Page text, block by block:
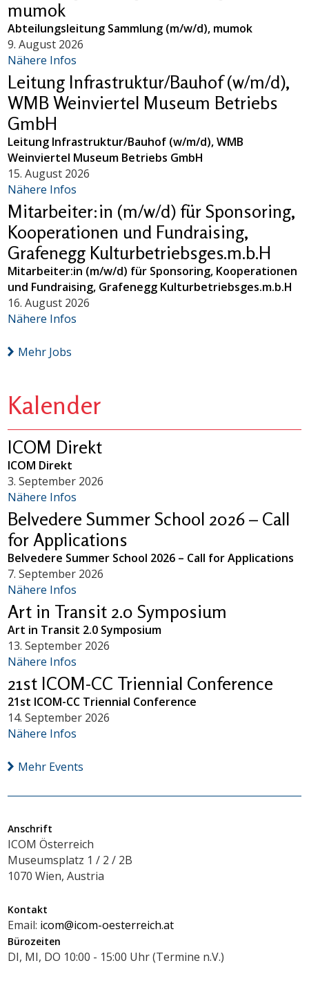
mumok
Abteilungsleitung Sammlung (m/w/d), mumok
9. August 2026
Nähere Infos
Leitung Infrastruktur/Bauhof (w/m/d),
WMB Weinviertel Museum Betriebs
GmbH
Leitung Infrastruktur/Bauhof (w/m/d), WMB
Weinviertel Museum Betriebs GmbH
15. August 2026
Nähere Infos
Mitarbeiter:in (m/w/d) für Sponsoring,
Kooperationen und Fundraising,
Grafenegg Kulturbetriebsges.m.b.H
Mitarbeiter:in (m/w/d) für Sponsoring, Kooperationen
und Fundraising, Grafenegg Kulturbetriebsges.m.b.H
16. August 2026
Nähere Infos
Mehr Jobs
Kalender
ICOM Direkt
ICOM Direkt
3. September 2026
Nähere Infos
Belvedere Summer School 2026 – Call
for Applications
Belvedere Summer School 2026 – Call for Applications
7. September 2026
Nähere Infos
Art in Transit 2.0 Symposium
Art in Transit 2.0 Symposium
13. September 2026
Nähere Infos
21st ICOM-CC Triennial Conference
21st ICOM-CC Triennial Conference
14. September 2026
Nähere Infos
Mehr Events
Anschrift
ICOM Österreich
Museumsplatz 1 / 2 / 2B
1070 Wien, Austria
Kontakt
Email: icom@icom-oesterreich.at
Bürozeiten
DI, MI, DO 10:00 - 15:00 Uhr (Termine n.V.)